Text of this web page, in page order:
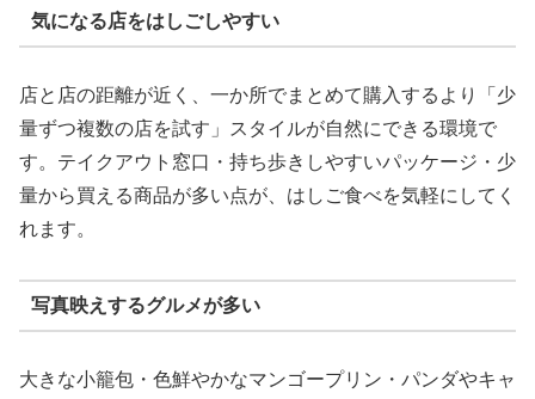
気になる店をはしごしやすい
店と店の距離が近く、一か所でまとめて購入するより「少
量ずつ複数の店を試す」スタイルが自然にできる環境で
す。テイクアウト窓口・持ち歩きしやすいパッケージ・少
量から買える商品が多い点が、はしご食べを気軽にしてく
れます。
写真映えするグルメが多い
大きな小籠包・色鮮やかなマンゴープリン・パンダやキャ